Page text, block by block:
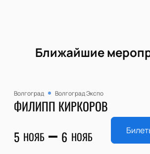
Ближайшие
Волгоград Волгоград Экспо
ФИЛИПП КИРКОРОВ
5 НОЯБ 6 НОЯБ